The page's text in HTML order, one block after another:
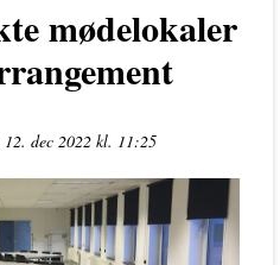
mødelokaler
dec 2022 kl. 11:25